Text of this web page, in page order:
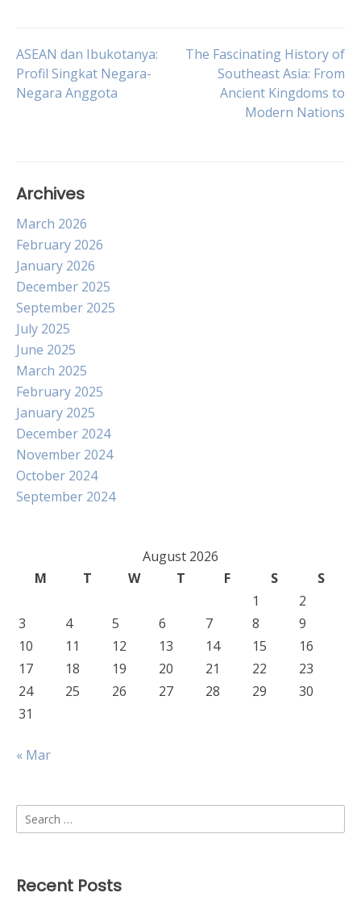
Post
navigation
ASEAN dan Ibukotanya:
Profil Singkat Negara-
Negara Anggota
The Fascinating History of
Southeast Asia: From
Ancient Kingdoms to
Modern Nations
Archives
March 2026
February 2026
January 2026
December 2025
September 2025
July 2025
June 2025
March 2025
February 2025
January 2025
December 2024
November 2024
October 2024
September 2024
August 2026
M
T W T F S
S
1
2
3
4 5 6 7 8
9
10
11 12 13 14 15
16
17
18 19 20 21 22
23
24
25 26 27 28 29
30
31
« Mar
Search
for:
Recent Posts